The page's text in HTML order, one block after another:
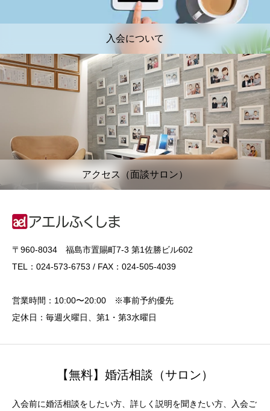
入会について
アクセス（面談サロン）
〒960-8034 福島市置賜町7-3 第1佐勝ビル602
TEL：024-573-6753 / FAX：024-505-4039
営業時間：10:00〜20:00 ※事前予約優先
定休日：毎週火曜日、第1・第3水曜日
【無料】婚活相談（サロン）
入会前に婚活相談をしたい方、詳しく説明を聞きたい方、入会ご